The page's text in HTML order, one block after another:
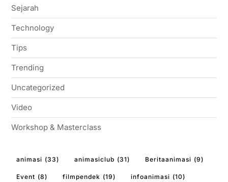
Sejarah
Technology
Tips
Trending
Uncategorized
Video
Workshop & Masterclass
animasi (33) animasiclub (31) Beritaanimasi (9)
Event (8) filmpendek (19) infoanimasi (10)